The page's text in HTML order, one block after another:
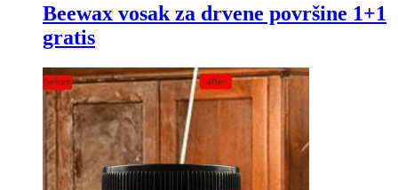
Beewax vosak za drvene površine 1+1
gratis